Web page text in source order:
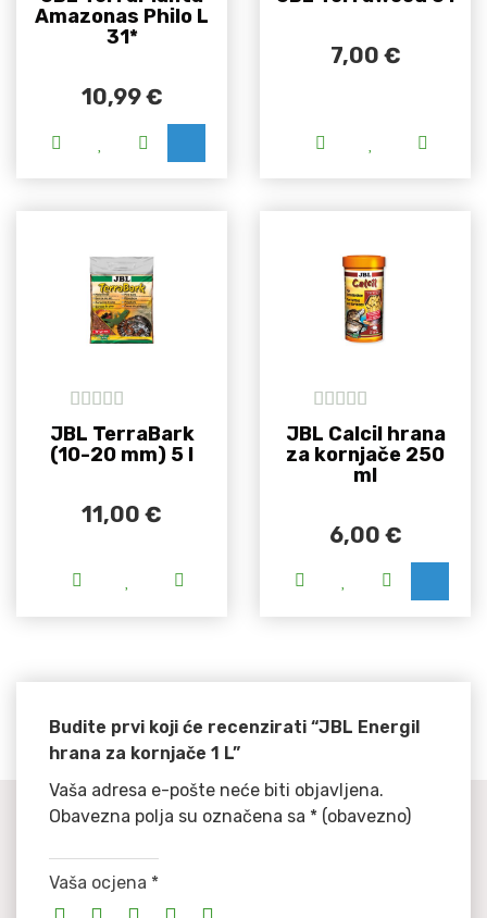
Amazonas Philo L
31*
10,99€
7,00 €
Ovaj
5out of 5
JBL TerraBark
(10-20 mm) 5 l
11,00 €
Ovaj proizvod ima više varijanti. Opcije se
5 out of 5
JBL Calcil hrana
za kornjače 250
ml
6,00 €
Budite prvi koji će recenzirati “JBL Energil
hrana za kornjače 1 L”
Vaša adresa e-pošte neće biti objavljena.
Obavezna polja su označena sa * (obavezno)
Vaša ocjena *